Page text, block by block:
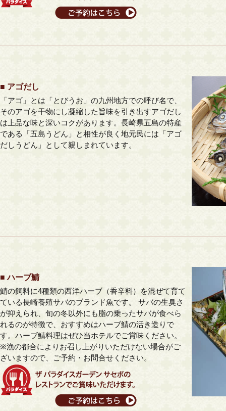
■ アゴだし
「アゴ」とは「とびうお」の九州地方での呼び名で、
そのアゴを干物にし凝縮した旨味を引き出すアゴだし
は上品な味と深いコクがあります。長崎県五島の特産
である「五島うどん」と相性が良く地元民には「アゴ
だしうどん」として親しまれています。
■ ハーブ鯖
鯖の飼料に4種類の西洋ハーブ（香辛料）を混ぜて育て
ている長崎養殖サバのブランド魚です。 サバの生臭さ
が抑えられ、旬の冬以外にも脂の乗ったサバが食べら
れるのが特徴で、おすすめはハーブ鯖の活き造りで
す。ハーブ鯖料理はぜひ当ホテルでご賞味ください。
※漁の都合によりお召し上がりいただけない場合がご
ざいますので、ご予約・お問合せください。